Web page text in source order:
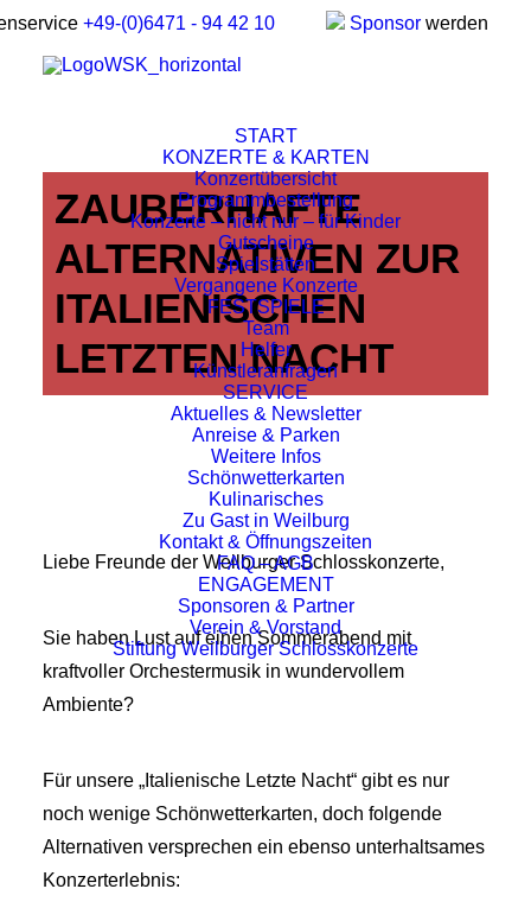
+49-(0)6471 - 94 42 10 Sponsor werden
START
KONZERTE & KARTEN
Konzertübersicht
Programmbestellung
Konzerte – nicht nur – für Kinder
Gutscheine
Spielstätten
Vergangene Konzerte
FESTSPIELE
Team
Helfer
Künstleranfragen
SERVICE
Aktuelles & Newsletter
Anreise & Parken
Weitere Infos
Schönwetterkarten
Kulinarisches
Zu Gast in Weilburg
Kontakt & Öffnungszeiten
FAQ – AGB
ENGAGEMENT
Sponsoren & Partner
Verein & Vorstand
Stiftung Weilburger Schlosskonzerte
ZAUBERHAFTE
ALTERNATIVEN ZUR
ITALIENISCHEN
LETZTEN NACHT
Liebe Freunde der Weilburger Schlosskonzerte,
Sie haben Lust auf einen Sommerabend mit
kraftvoller Orchestermusik in wundervollem
Ambiente?
Für unsere „Italienische Letzte Nacht“ gibt es nur
noch wenige Schönwetterkarten, doch folgende
Alternativen versprechen ein ebenso unterhaltsames
Konzerterlebnis: